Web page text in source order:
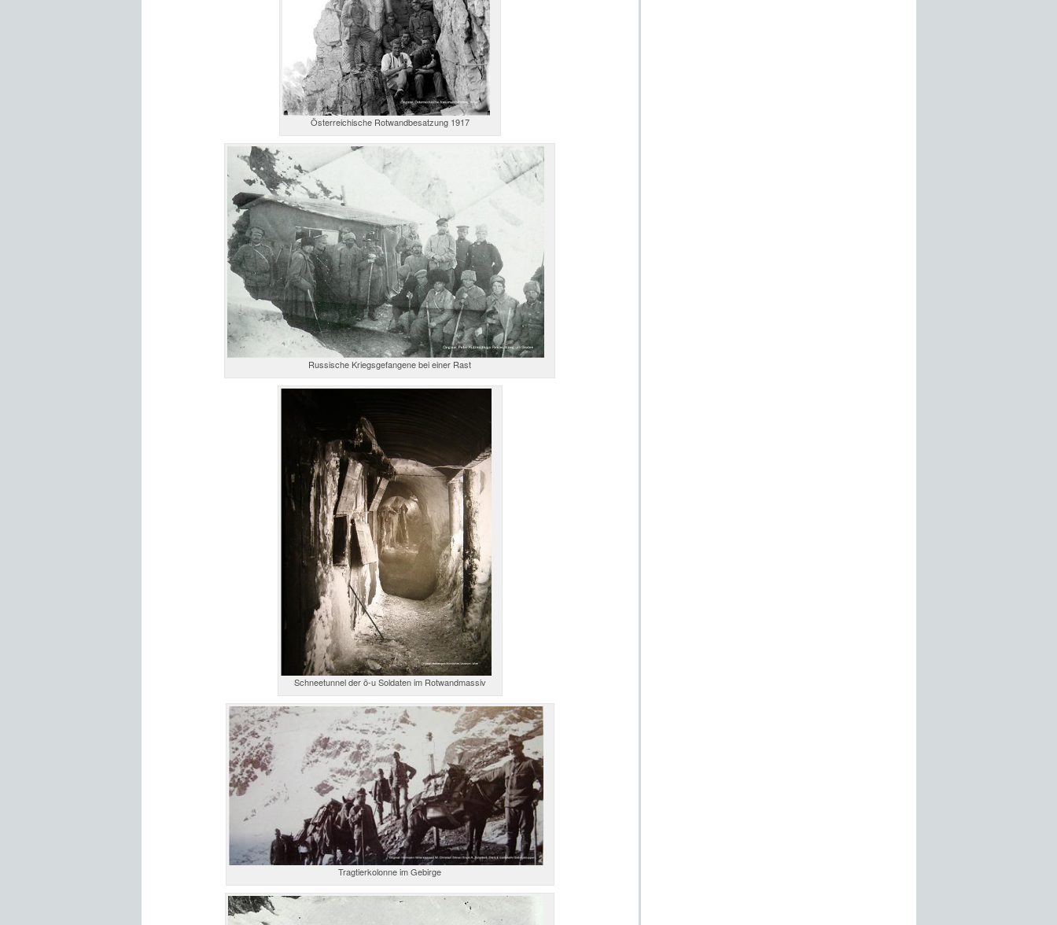
Österreichische Rotwandbesatzung 1917
Russische Kriegsgefangene bei einer Rast
Schneetunnel der ö-u Soldaten im Rotwandmassiv
Tragtierkolonne im Gebirge